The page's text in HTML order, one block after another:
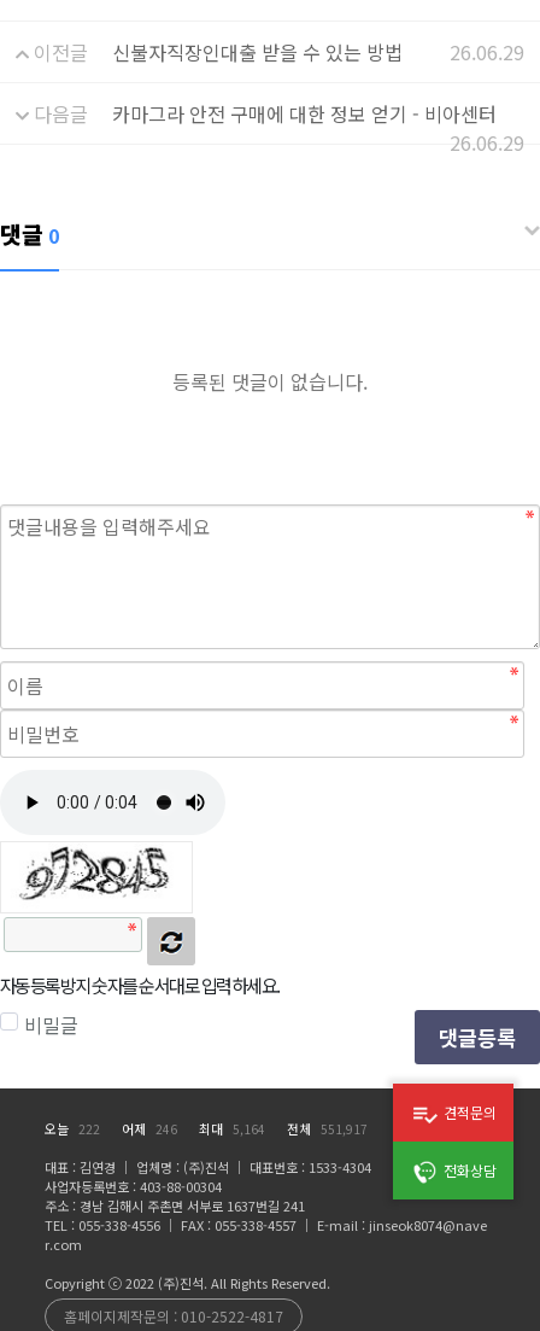
견적문의
전화상담
이전글 신불자직장인대출 받을 수 있는 방법 26.06.29
다음글
카마그라 안전 구매에 대한 정보 얻기 - 비아센터
26.06.29
댓글 0
등록된 댓글이 없습니다.
자동등록방지 숫자를 순서대로 입력하세요.
비밀글 댓글등록
오늘 222 어제 246 최대 5,164 전체 551,917
대표 : 김연경 ｜ 업체명 : (주)진석 ｜ 대표번호 : 1533-4304
사업자등록번호 : 403-88-00304
주소 : 경남 김해시 주촌면 서부로 1637번길 241
TEL : 055-338-4556 ｜ FAX : 055-338-4557 ｜ E-mail : jinseok8074@nave
r.com
Copyright ⓒ 2022 (주)진석. All Rights Reserved.
홈페이지제작문의 : 010-2522-4817